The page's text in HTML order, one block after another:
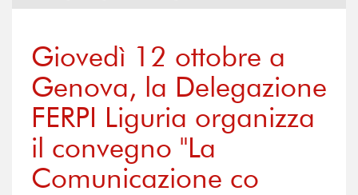
Giovedì 12 ottobre a
Genova, la Delegazione
FERPI Liguria organizza
il convegno "La
Comunicazione co